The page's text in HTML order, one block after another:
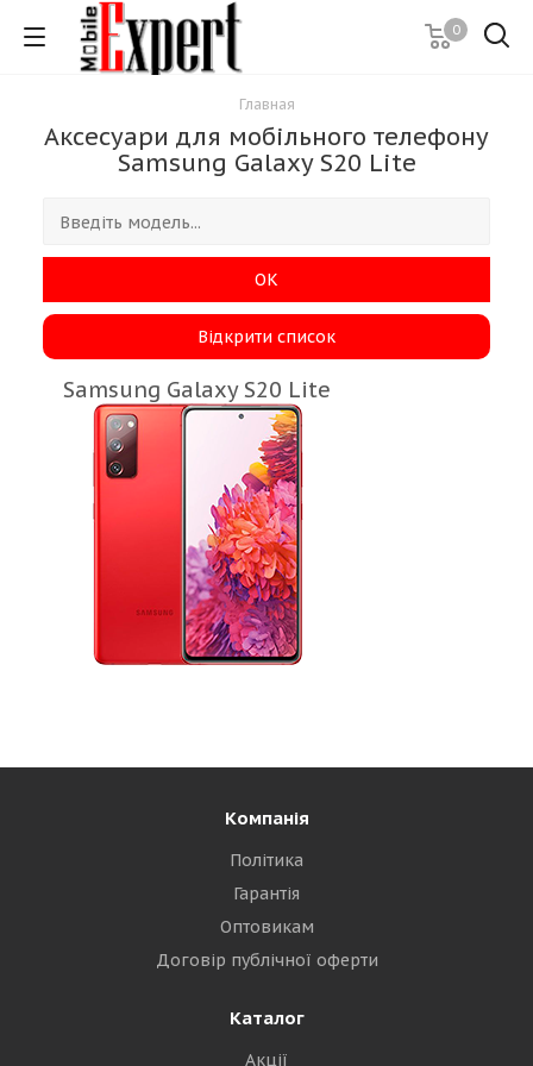
0
Главная
Аксесуари для мобільного телефону
Samsung Galaxy S20 Lite
ОК
Відкрити список
Samsung Galaxy S20 Lite
Компанія
Політика
Гарантія
Оптовикам
Договір публічної оферти
Каталог
Акції